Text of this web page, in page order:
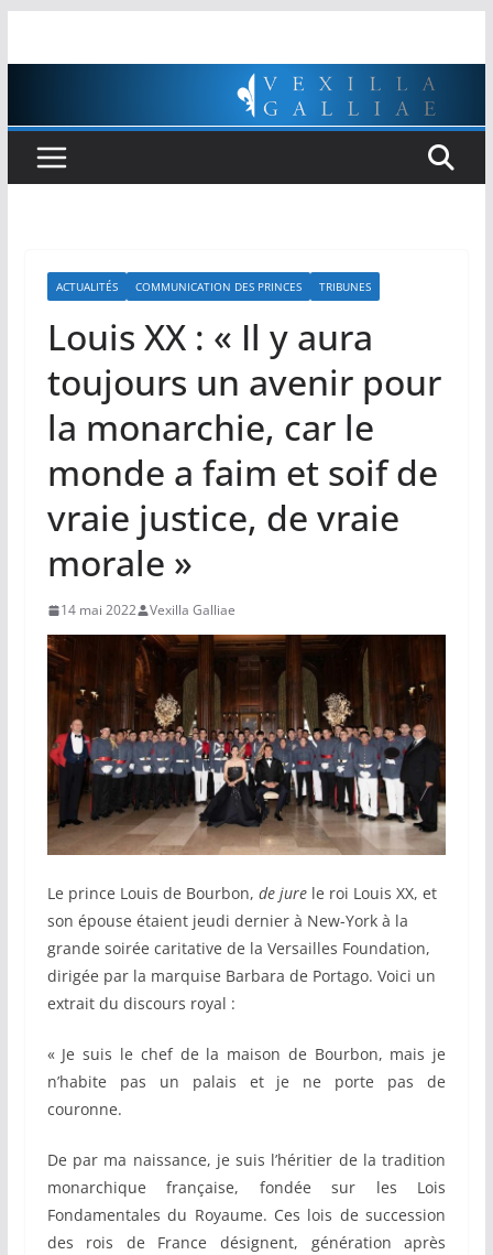
ACTUALITÉS COMMUNICATION DES PRINCES TRIBUNES
Louis XX : « Il y aura
toujours un avenir pour
la monarchie, car le
monde a faim et soif de
vraie justice, de vraie
morale »
14 mai 2022 Vexilla Galliae
Le prince Louis de Bourbon, de jurele roi Louis XX, et
son épouse étaient jeudi dernier à New-York à la
grande soirée caritative de la Versailles Foundation,
dirigée par la marquise Barbara de Portago. Voici un
extrait du discours royal :
« Je suis le chef de la maison de Bourbon, mais je
n’habite pas un palais et je ne porte pas de
couronne.
De par ma naissance, je suis l’héritier de la tradition
monarchique française, fondée sur les Lois
Fondamentales du Royaume. Ces lois de succession
des rois de France désignent, génération après